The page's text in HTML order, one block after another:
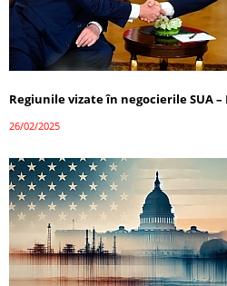
Regiunile vizate în negocierile SUA
26/02/2025